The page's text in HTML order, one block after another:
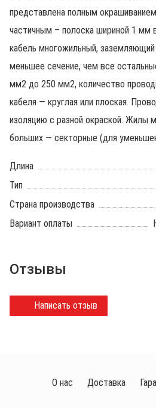
представлена полным
частичным – полоска шириной 1 мм
кабель многожильный,
меньшее сечение, чем все
мм2 до 250 мм2, количество
кабеля — круглая или плоская.
изоляцию с разной окраской. Жилы
больших — секторные (для
Длина
Тип
Страна производства
Вариант оплаты
Отзывы
Написать отзыв
О нас Доставка